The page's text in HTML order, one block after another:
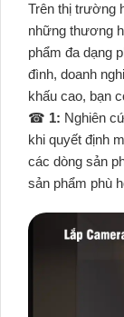
Trên thị trường
những thương
phẩm đa dạng
đình, doanh
khấu cao, bạn
☎ 1: Nghiên
khi quyết định
các dòng sản
sản phẩm phù